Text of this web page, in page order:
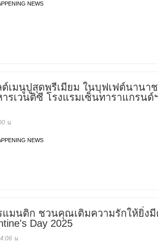
NEWS
ต์เมนูปูสุดพรีเมียม ในบุฟเฟต์นานา
รเวนติซี โรงแรมเซ็นทาราแกรนด์
น.
NEWS
แมนติก ชวนคุณเติมความรักให้ยิ่งมี
Day 2025
น.